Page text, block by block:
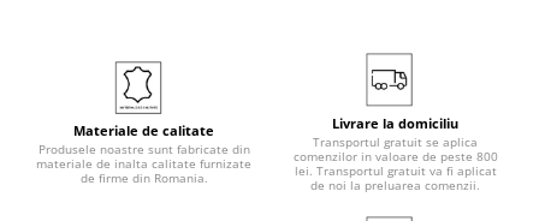
Materiale de calitate
Produsele noastre sunt fabricate din
materiale de inalta calitate furnizate
de firme din Romania.
Livrare la domiciliu
Transportul gratuit se aplica
comenzilor in valoare de peste 800
lei. Transportul gratuit va fi aplicat
de noi la preluarea comenzii.